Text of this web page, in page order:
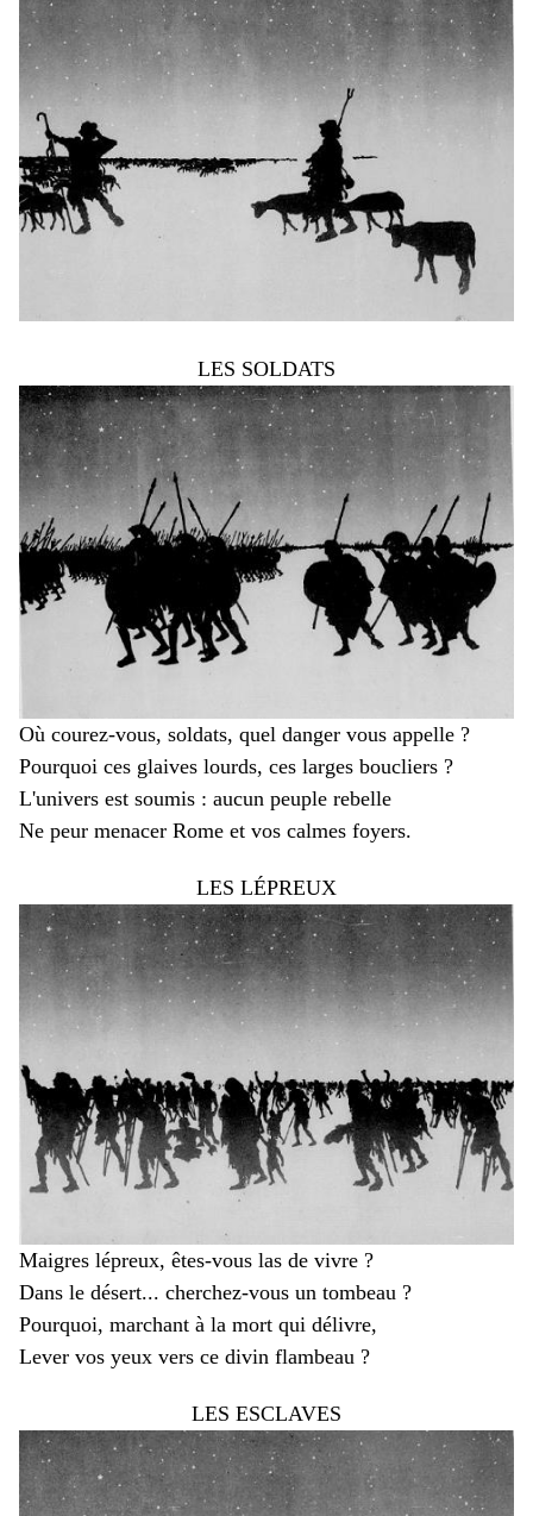
LES SOLDATS
Où courez-vous, soldats, quel danger vous appelle ?
Pourquoi ces glaives lourds, ces larges boucliers ?
L'univers est soumis : aucun peuple rebelle
Ne peur menacer Rome et vos calmes foyers.
LES LÉPREUX
Maigres lépreux, êtes-vous las de vivre ?
Dans le désert... cherchez-vous un tombeau ?
Pourquoi, marchant à la mort qui délivre,
Lever vos yeux vers ce divin flambeau ?
LES ESCLAVES